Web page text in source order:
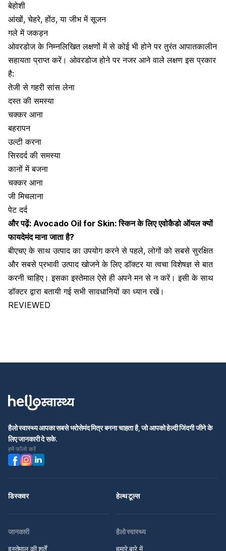
बेहोशी
आंखों, चेहरे, होंठ, या जीभ में सूजन
गले में जकड़न
ओवरडोज के निम्नलिखित लक्षणों में से कोई भी होने पर तुरंत आपातकालीन
सहायता प्राप्त करें। ओवरडोज होने पर नजर आने वाले लक्षण इस प्रकार
है:
तेजी से गहरी सांस लेना
दस्त की समस्या
चक्कर आना
बहरापन
उल्टी करना
सिरदर्द की समस्या
कानों में बजना
चक्कर आना
जी मिचलाना
पेट दर्द
और पढ़ें: Avocado Oil for Skin: स्किन के लिए एवोकैडो ऑयल क्यों
फायदेमंद माना जाता है?
बीएचए के साथ उत्पाद का उपयोग करने से पहले, लोगों को सबसे सुरक्षित
और सबसे प्रभावी उत्पाद खोजने के लिए डॉक्टर या त्वचा विशेषज्ञ से बात
करनी चाहिए। इसका इस्तेमाल ऐसे ही अपने मन से न करें। इसी के साथ
डॉक्टर द्वारा बतायी गई सभी सावधानियों का ध्यान रखें।
REVIEWED
हैलो स्वास्थ्य आपका सबसे भरोसेमंद मित्र बनना चाहता है, जो आपको हेल्दी जिंदगी जीने के
लिए जानकारी दे सके.
हमें फॉलो करें
डिस्कवर हेल्थ टूल्स
जानकारी
इस्तेमाल की शर्तें
हैलो स्वास्थ्य
हमारे बारे में